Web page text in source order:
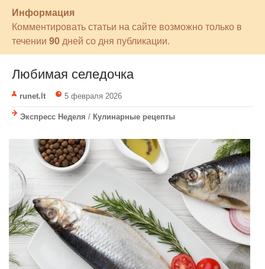
Информация
Комментировать статьи на сайте возможно только в
течении 90 дней со дня публикации.
Любимая селедочка
runet.lt 5 февраля 2026
Экспресс Неделя / Кулинарные рецепты